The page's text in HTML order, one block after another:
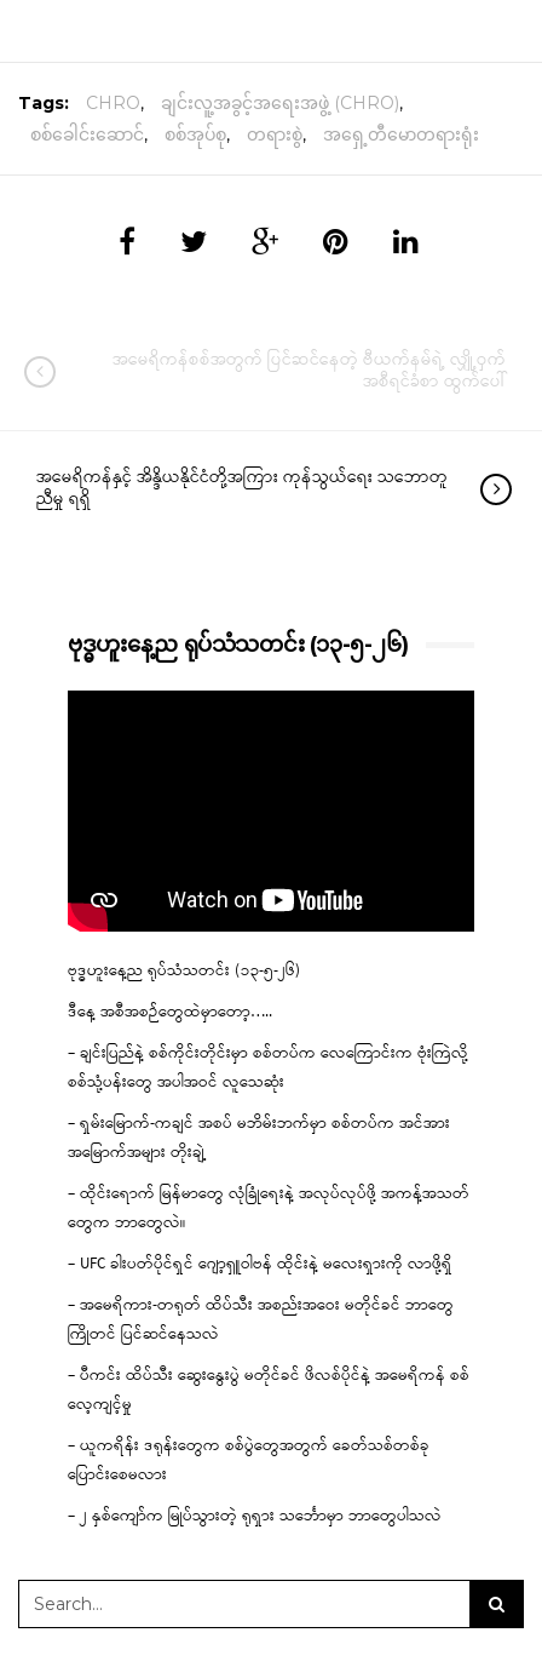
Tags: CHRO, ချင်းလူ့အခွင့်အရေးအဖွဲ့ (CHRO),
စစ်ခေါင်းဆောင်, စစ်အုပ်စု, တရားစွဲ, အရှေ့တီမောတရားရုံး
အမေရိကန်စစ်အတွက် ပြင်ဆင်နေတဲ့ ဗီယက်နမ်ရဲ့ လျှို့ဝှက်
အစီရင်ခံစာ ထွက်ပေါ်
အမေရိကန်နှင့် အိန္ဒိယနိုင်ငံတို့အကြား ကုန်သွယ်ရေး သဘောတူ
ညီမှု ရရှိ
ဗုဒ္ဓဟူးနေ့ည ရုပ်သံသတင်း (၁၃-၅-၂၆)
ဗုဒ္ဓဟူးနေ့ည ရုပ်သံသတင်း (၁၃-၅-၂၆)
ဒီနေ့ အစီအစဉ်တွေထဲမှာတော့…..
– ချင်းပြည်နဲ့ စစ်ကိုင်းတိုင်းမှာ စစ်တပ်က လေကြောင်းက ဗုံးကြဲလို့
စစ်သုံ့ပန်းတွေ အပါအဝင် လူသေဆုံး
– ရှမ်းမြောက်-ကချင် အစပ် မဘိမ်းဘက်မှာ စစ်တပ်က အင်အား
အမြောက်အများ တိုးချဲ့
– ထိုင်းရောက် မြန်မာတွေ လုံခြုံရေးနဲ့ အလုပ်လုပ်ဖို့ အကန့်အသတ်
တွေက ဘာတွေလဲ။
– UFC ခါးပတ်ပိုင်ရှင် ဂျော့ရှူဝါဗန် ထိုင်းနဲ့ မလေးရှားကို လာဖို့ရှိ
– အမေရိကား-တရုတ် ထိပ်သီး အစည်းအဝေး မတိုင်ခင် ဘာတွေ
ကြိုတင် ပြင်ဆင်နေသလဲ
– ပီကင်း ထိပ်သီး ဆွေးနွေးပွဲ မတိုင်ခင် ဖိလစ်ပိုင်နဲ့ အမေရိကန် စစ်
လေ့ကျင့်မှု
– ယူကရိန်း ဒရုန်းတွေက စစ်ပွဲတွေအတွက် ခေတ်သစ်တစ်ခု
ပြောင်းစေမလား
– ၂ နှစ်ကျော်က မြုပ်သွားတဲ့ ရုရှား သင်္ဘောမှာ ဘာတွေပါသလဲ